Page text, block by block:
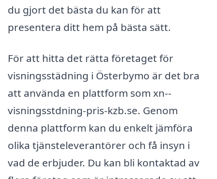
du gjort det bästa du kan för att
presentera ditt hem på bästa sätt.
För att hitta det rätta företaget för
visningsstädning i Österbymo är det bra
att använda en plattform som xn--
visningsstdning-pris-kzb.se. Genom
denna plattform kan du enkelt jämföra
olika tjänsteleverantörer och få insyn i
vad de erbjuder. Du kan bli kontaktad av